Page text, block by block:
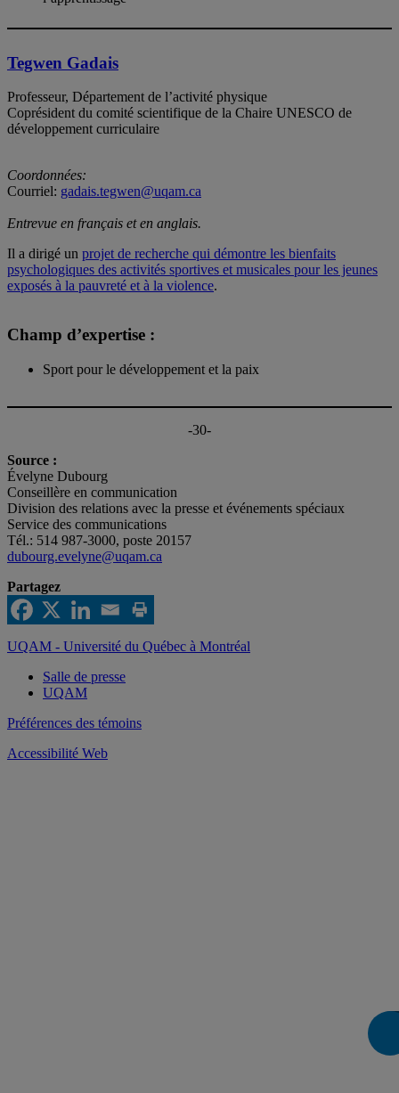
Tegwen Gadais
Professeur, Département de l’activité physique
Coprésident du comité scientifique de la Chaire UNESCO de
développement curriculaire
Coordonnées:
Courriel: gadais.tegwen@uqam.ca
Entrevue en français et en anglais.
Il a dirigé un projet de recherche qui démontre les bienfaits
psychologiques des activités sportives et musicales pour les jeunes
exposés à la pauvreté et à la violence.
Champ d’expertise :
Sport pour le développement et la paix
-30-
Source :
Évelyne Dubourg
Conseillère en communication
Division des relations avec la presse et événements spéciaux
Service des communications
Tél.: 514 987-3000, poste 20157
dubourg.evelyne@uqam.ca
Partagez
UQAM - Université du Québec à Montréal
Salle de presse
UQAM
Préférences des témoins
Accessibilité Web